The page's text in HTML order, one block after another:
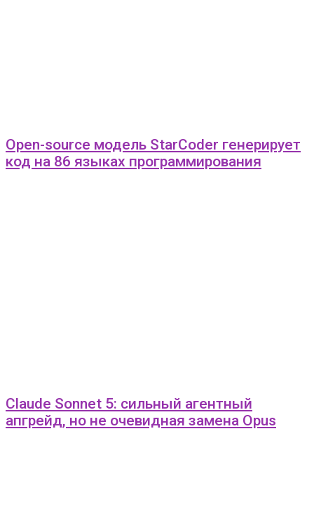
Open-source модель StarCoder генерирует
код на 86 языках программирования
Claude Sonnet 5: сильный агентный
апгрейд, но не очевидная замена Opus